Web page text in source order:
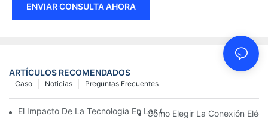
ENVIAR CONSULTA AHORA
ARTÍCULOS RECOMENDADOS
Preguntas Frecuentes
Noticias
Caso
El Impacto De La Tecnología En Las Conexiones Eléctricas En
Cómo Elegir La Conexión